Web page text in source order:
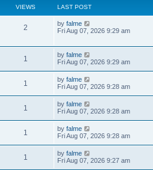
VIEWS LAST POST
2 by falme
Fri Aug 07, 2026 9:29 am
1 by falme
Fri Aug 07, 2026 9:29 am
1 by falme
Fri Aug 07, 2026 9:28 am
1 by falme
Fri Aug 07, 2026 9:28 am
1 by falme
Fri Aug 07, 2026 9:28 am
1 by falme
Fri Aug 07, 2026 9:27 am